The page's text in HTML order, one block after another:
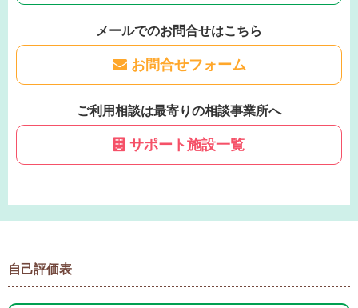
メールでのお問合せはこちら
お問合せフォーム
ご利用相談は最寄りの相談事業所へ
サポート施設一覧
自己評価表